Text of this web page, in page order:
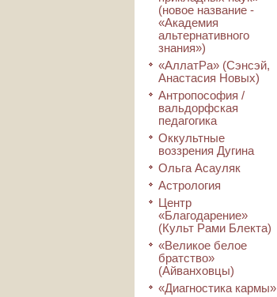
(новое название -
«Академия
альтернативного
знания»)
«АллатРа» (Сэнсэй,
Анастасия Новых)
Антропософия /
вальдорфская
педагогика
Оккультные
воззрения Дугина
Ольга Асауляк
Астрология
Центр
«Благодарение»
(Культ Рами Блекта)
«Великое белое
братство»
(Айванховцы)
«Диагностика кармы»